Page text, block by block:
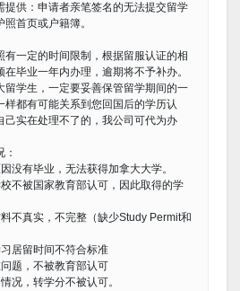
提供：申请者亲笔签名的无法提交留学
首页或户籍簿。
有一定的时间限制，根据留服认证的相
毕业一年内办理，逾期将不予补办。
留学生，一定要妥善保管留学期间的一
样都有可能关系到您回国后的学历认
己实在处理不了的，我公司可代为办
没有毕业，无法获得加拿大大学。
不被国家教育部认可，因此取得的学
不真实，不完整（缺少Study Permit和
居留时间不符合标准
题，不被教育部认可
况，转学分不被认可。